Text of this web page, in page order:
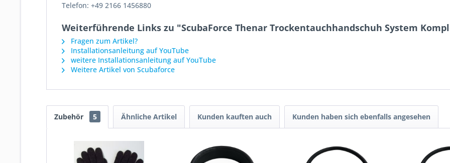
Telefon: +49 2166 1456880
Weiterführende Links zu "ScubaForce Thenar Trockentauchhandschuh System
Fragen zum Artikel?
Installationsanleitung auf YouTube
weitere Installationsanleitung auf YouTube
Weitere Artikel von Scubaforce
Zubehör 5 Ähnliche Artikel Kunden kauften auch Kunden haben sich ebenfalls angesehen